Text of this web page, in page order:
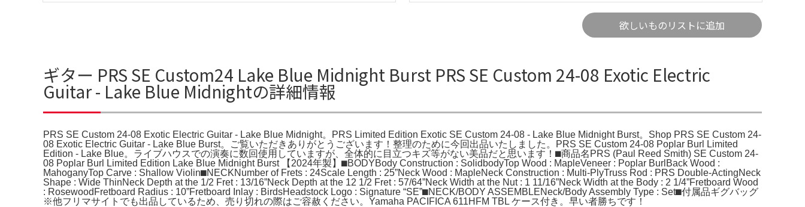
欲しいものリストに追加
ギター PRS SE Custom24 Lake Blue Midnight Burst PRS SE Custom 24-08 Exotic Electric
Guitar - Lake Blue Midnightの詳細情報
PRS SE Custom 24-08 Exotic Electric Guitar - Lake Blue Midnight。PRS Limited Edition Exotic SE Custom 24-08 - Lake Blue Midnight Burst。Shop PRS SE Custom 24-
08 Exotic Electric Guitar - Lake Blue Burst。ご覧いただきありがとうございます！整理のために今回出品いたしました。PRS SE Custom 24-08 Poplar Burl Limited
Edition - Lake Blue。ライブハウスでの演奏に数回使用していますが、全体的に目立つキズ等がない美品だと思います！⬛︎商品名PRS (Paul Reed Smith) SE Custom 24-
08 Poplar Burl Limited Edition Lake Blue Midnight Burst 【2024年製】⬛︎BODYBody Construction : SolidbodyTop Wood : MapleVeneer : Poplar BurlBack Wood :
MahoganyTop Carve : Shallow Violin⬛︎NECKNumber of Frets : 24Scale Length : 25”Neck Wood : MapleNeck Construction : Multi-PlyTruss Rod : PRS Double-ActingNeck
Shape : Wide ThinNeck Depth at the 1/2 Fret : 13/16”Neck Depth at the 12 1/2 Fret : 57/64”Neck Width at the Nut : 1 11/16”Neck Width at the Body : 2 1/4”Fretboard Wood
: RosewoodFretboard Radius : 10”Fretboard Inlay : BirdsHeadstock Logo : Signature “SE”⬛︎NECK/BODY ASSEMBLENeck/Body Assembly Type : Set⬛︎付属品ギグバッグ
※他フリマサイトでも出品しているため、売り切れの際はご容赦ください。Yamaha PACIFICA 611HFM TBL ケース付き。早い者勝ちです！